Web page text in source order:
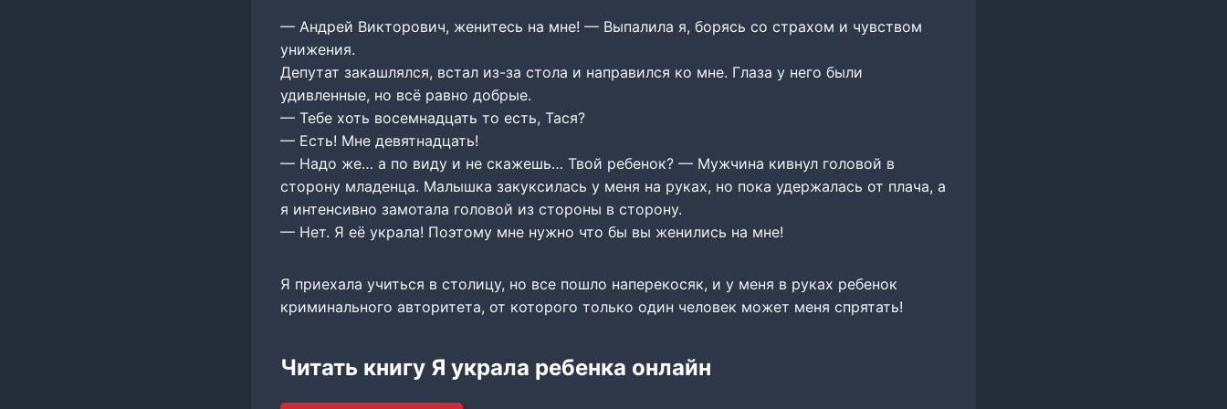
— Андрей Викторович, женитесь на мне! — Выпалила я, борясь со страхом и чувством
унижения.
Депутат закашлялся, встал из-за стола и направился ко мне. Глаза у него были
удивленные, но всё равно добрые.
— Тебе хоть восемнадцать то есть, Тася?
— Есть! Мне девятнадцать!
— Надо же… а по виду и не скажешь… Твой ребенок? — Мужчина кивнул головой в
сторону младенца. Малышка закуксилась у меня на руках, но пока удержалась от плача, а
я интенсивно замотала головой из стороны в сторону.
— Нет. Я её украла! Поэтому мне нужно что бы вы женились на мне!
Я приехала учиться в столицу, но все пошло наперекосяк, и у меня в руках ребенок
криминального авторитета, от которого только один человек может меня спрятать!
Читать книгу Я украла ребенка онлайн